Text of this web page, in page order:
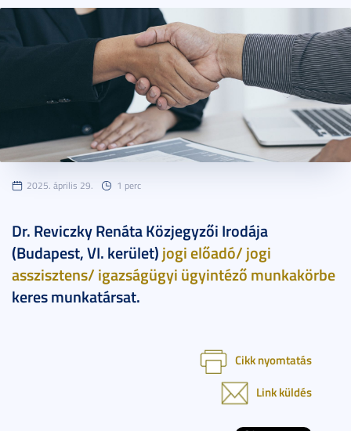
2025. április 29. 1 perc
Dr. Reviczky Renáta Közjegyzői Irodája
(Budapest, VI. kerület) jogi előadó/ jogi
asszisztens/ igazságügyi ügyintéző munkakörbe
keres munkatársat.
Cikk nyomtatás
Link küldés